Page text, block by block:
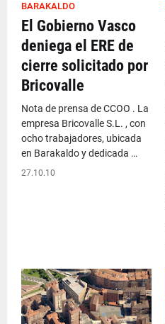
BARAKALDO
El Gobierno Vasco
deniega el ERE de
cierre solicitado por
Bricovalle
Nota de prensa de CCOO . La
empresa Bricovalle S.L. , con
ocho trabajadores, ubicada
en Barakaldo y dedicada …
27.10.10